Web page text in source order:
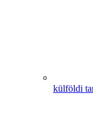
külföldi